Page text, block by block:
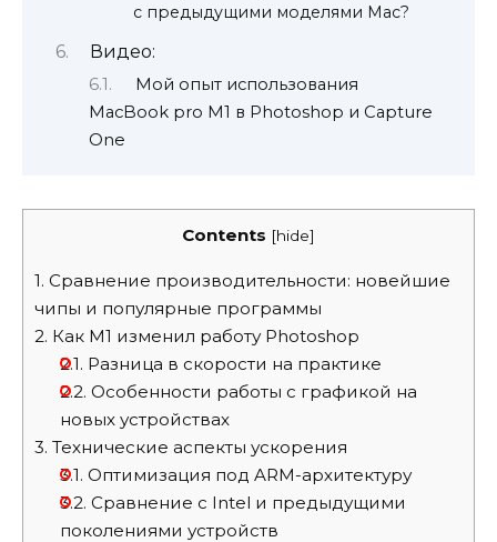
с предыдущими моделями Mac?
Видео:
Мой опыт использования
MacBook pro M1 в Photoshop и Capture
One
Contents [hide]
1. Сравнение производительности: новейшие
чипы и популярные программы
2. Как M1 изменил работу Photoshop
2.1. Разница в скорости на практике
2.2. Особенности работы с графикой на
новых устройствах
3. Технические аспекты ускорения
3.1. Оптимизация под ARM-архитектуру
3.2. Сравнение с Intel и предыдущими
поколениями устройств